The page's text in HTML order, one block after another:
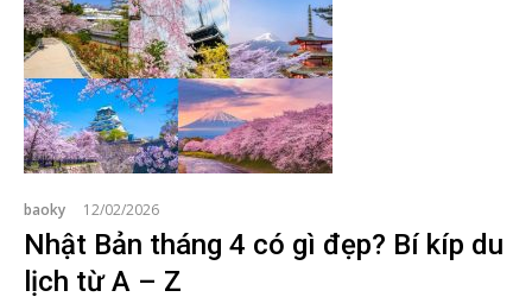
baoky 12/02/2026
Nhật Bản tháng 4 có gì đẹp? Bí kíp du
lịch từ A – Z